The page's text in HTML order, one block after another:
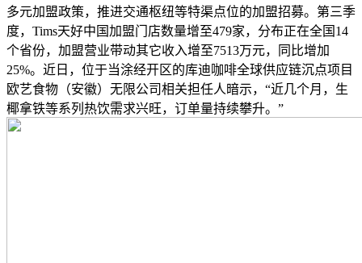
多元加盟政策，推进交通枢纽等特渠点位的加盟招募。第三季
度，Tims天好中国加盟门店数量增至479家，分布正在全国14
个省份，加盟营业带动其它收入增至7513万元，同比增加
25%。近日，位于当涂经开区的库迪咖啡全球供应链沉点项目
欧艺食物（安徽）无限公司相关担任人暗示，“近几个月，生
椰拿铁等系列热饮需求兴旺，订单量持续攀升。”